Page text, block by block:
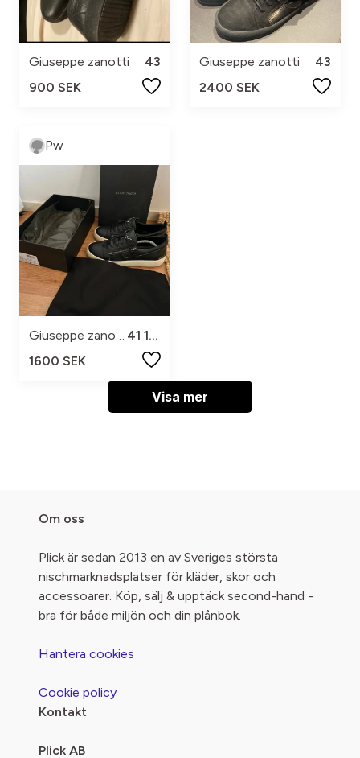
Giuseppe zanotti
43
900 SEK
Giuseppe zanotti
43
2400 SEK
Pw
41 1/2
1600 SEK
Visa mer
Om oss
Plick är sedan 2013 en av Sveriges största
nischmarknadsplatser för kläder, skor och
accessoarer. Köp, sälj & upptäck second-hand -
bra för både miljön och din plånbok.
Hantera cookies
Cookie policy
Kontakt
Plick AB